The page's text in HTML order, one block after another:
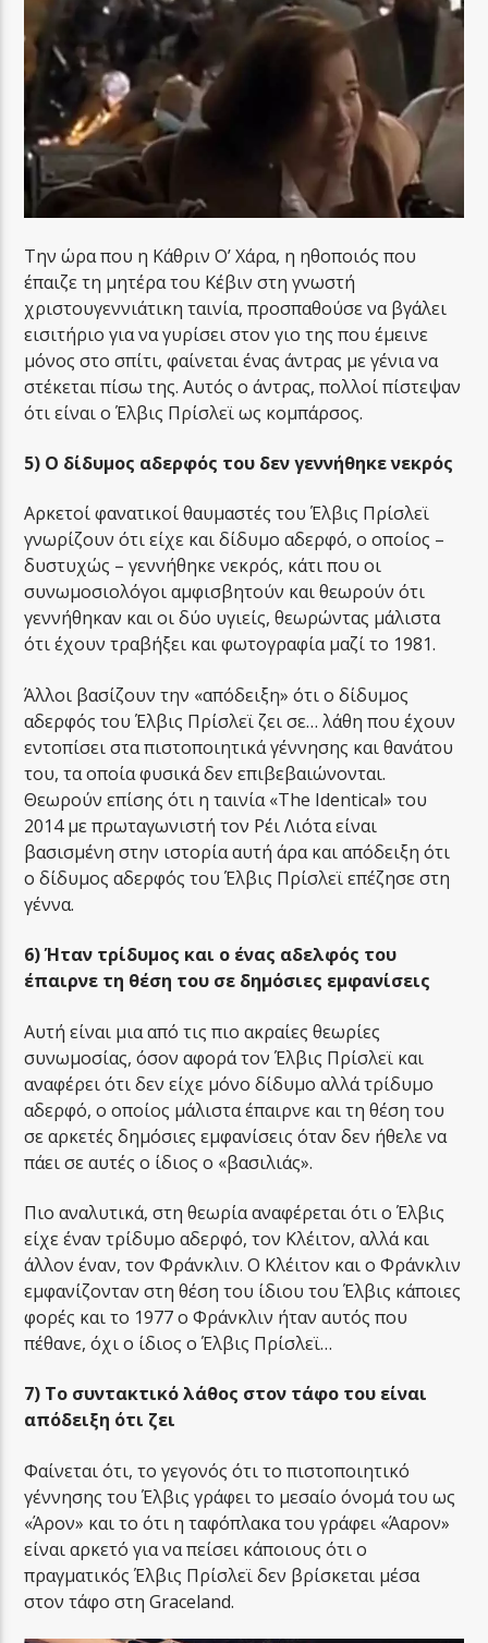
Την ώρα που η Κάθριν Ο’ Χάρα, η ηθοποιός που
έπαιζε τη μητέρα του Κέβιν στη γνωστή
χριστουγεννιάτικη ταινία, προσπαθούσε να βγάλει
εισιτήριο για να γυρίσει στον γιο της που έμεινε
μόνος στο σπίτι, φαίνεται ένας άντρας με γένια να
στέκεται πίσω της. Αυτός ο άντρας, πολλοί πίστεψαν
ότι είναι ο Έλβις Πρίσλεϊ ως κομπάρσος.
5) Ο δίδυμος αδερφός του δεν γεννήθηκε νεκρός
Αρκετοί φανατικοί θαυμαστές του Έλβις Πρίσλεϊ
γνωρίζουν ότι είχε και δίδυμο αδερφό, ο οποίος –
δυστυχώς – γεννήθηκε νεκρός, κάτι που οι
συνωμοσιολόγοι αμφισβητούν και θεωρούν ότι
γεννήθηκαν και οι δύο υγιείς, θεωρώντας μάλιστα
ότι έχουν τραβήξει και φωτογραφία μαζί το 1981.
Άλλοι βασίζουν την «απόδειξη» ότι ο δίδυμος
αδερφός του Έλβις Πρίσλεϊ ζει σε… λάθη που έχουν
εντοπίσει στα πιστοποιητικά γέννησης και θανάτου
του, τα οποία φυσικά δεν επιβεβαιώνονται.
Θεωρούν επίσης ότι η ταινία «The Identical» του
2014 με πρωταγωνιστή τον Ρέι Λιότα είναι
βασισμένη στην ιστορία αυτή άρα και απόδειξη ότι
ο δίδυμος αδερφός του Έλβις Πρίσλεϊ επέζησε στη
γέννα.
6) Ήταν τρίδυμος και ο ένας αδελφός του
έπαιρνε τη θέση του σε δημόσιες εμφανίσεις
Αυτή είναι μια από τις πιο ακραίες θεωρίες
συνωμοσίας, όσον αφορά τον Έλβις Πρίσλεϊ και
αναφέρει ότι δεν είχε μόνο δίδυμο αλλά τρίδυμο
αδερφό, ο οποίος μάλιστα έπαιρνε και τη θέση του
σε αρκετές δημόσιες εμφανίσεις όταν δεν ήθελε να
πάει σε αυτές ο ίδιος ο «βασιλιάς».
Πιο αναλυτικά, στη θεωρία αναφέρεται ότι ο Έλβις
είχε έναν τρίδυμο αδερφό, τον Κλέιτον, αλλά και
άλλον έναν, τον Φράνκλιν. Ο Κλέιτον και ο Φράνκλιν
εμφανίζονταν στη θέση του ίδιου του Έλβις κάποιες
φορές και το 1977 ο Φράνκλιν ήταν αυτός που
πέθανε, όχι ο ίδιος ο Έλβις Πρίσλεϊ…
7) Το συντακτικό λάθος στον τάφο του είναι
απόδειξη ότι ζει
Φαίνεται ότι, το γεγονός ότι το πιστοποιητικό
γέννησης του Έλβις γράφει το μεσαίο όνομά του ως
«Άρον» και το ότι η ταφόπλακα του γράφει «Άαρον»
είναι αρκετό για να πείσει κάποιους ότι ο
πραγματικός Έλβις Πρίσλεϊ δεν βρίσκεται μέσα
στον τάφο στη Graceland.